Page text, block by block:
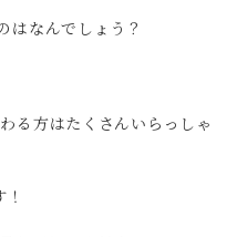
はなんでしょう？
る方はたくさんいらっしゃ